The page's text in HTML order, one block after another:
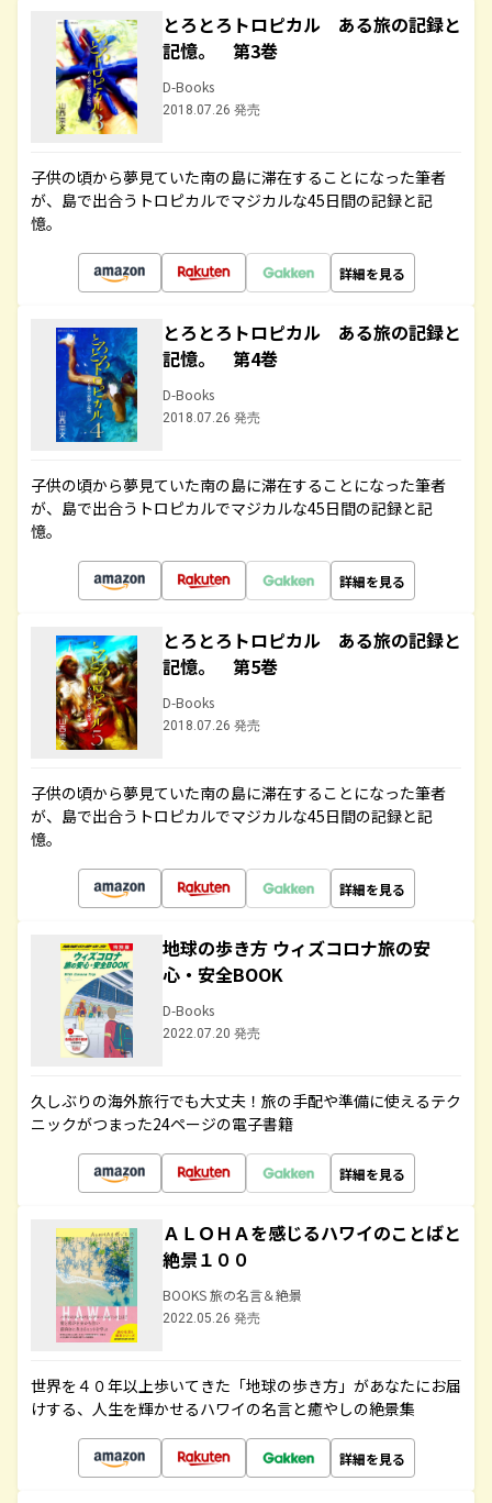
とろとろトロピカル ある旅の記録と
記憶。 第3巻
D-Books
2018.07.26 発売
子供の頃から夢見ていた南の島に滞在することになった筆者
が、島で出合うトロピカルでマジカルな45日間の記録と記
憶。
詳細を見る
とろとろトロピカル ある旅の記録と
記憶。 第4巻
D-Books
2018.07.26 発売
子供の頃から夢見ていた南の島に滞在することになった筆者
が、島で出合うトロピカルでマジカルな45日間の記録と記
憶。
詳細を見る
とろとろトロピカル ある旅の記録と
記憶。 第5巻
D-Books
2018.07.26 発売
子供の頃から夢見ていた南の島に滞在することになった筆者
が、島で出合うトロピカルでマジカルな45日間の記録と記
憶。
詳細を見る
地球の歩き方 ウィズコロナ旅の安
心・安全BOOK
D-Books
2022.07.20 発売
久しぶりの海外旅行でも大丈夫！旅の手配や準備に使えるテク
ニックがつまった24ページの電子書籍
詳細を見る
ＡＬＯＨＡを感じるハワイのことばと
絶景１００
BOOKS 旅の名言＆絶景
2022.05.26 発売
世界を４０年以上歩いてきた「地球の歩き方」があなたにお届
けする、人生を輝かせるハワイの名言と癒やしの絶景集
詳細を見る